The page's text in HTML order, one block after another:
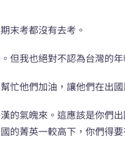
末考都沒有去考。
我也絕對不認為台灣的
忙他們加油，讓他們在出
的氣魄來。這應該是你們
的菁英一較高下，你們得